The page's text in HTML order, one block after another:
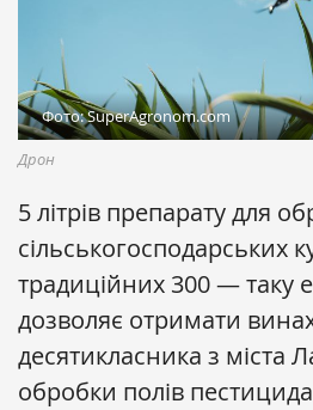
Фото: SuperAgronom.com
Дрон
5 літрів препарату для
сільськогосподарських
традиційних 300 — таку
дозволяє отримати
десятикласника з міста
обробки полів